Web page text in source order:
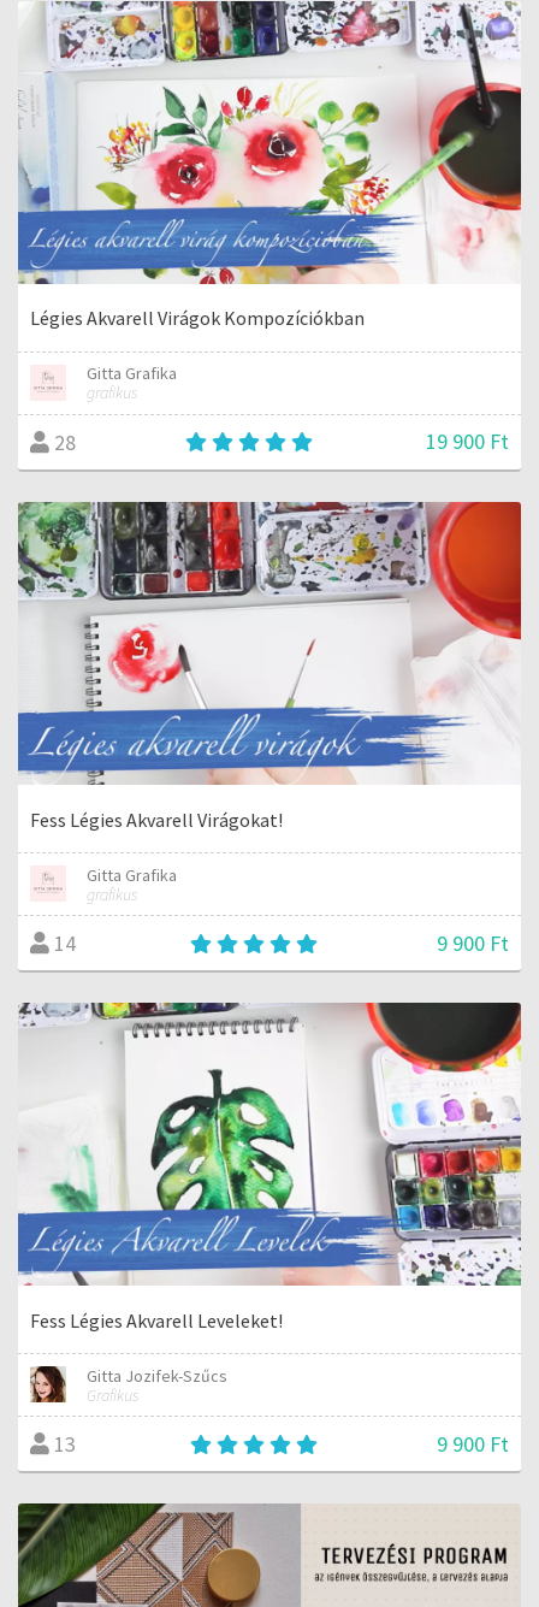
Légies Akvarell Virágok Kompozíciókban
Gitta Grafika
grafikus
28 19 900 Ft
Fess Légies Akvarell Virágokat!
Gitta Grafika
grafikus
14 9 900 Ft
Fess Légies Akvarell Leveleket!
Gitta Jozifek-Szűcs
Grafikus
13 9 900 Ft